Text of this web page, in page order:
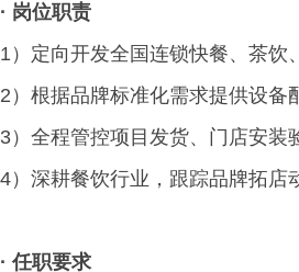
· 岗位职责
1）定向开发全国连锁快餐、茶
2）根据品牌标准化需求提供设
3）全程管控项目发货、门店安
4）深耕餐饮行业，跟踪品牌拓店
· 任职要求